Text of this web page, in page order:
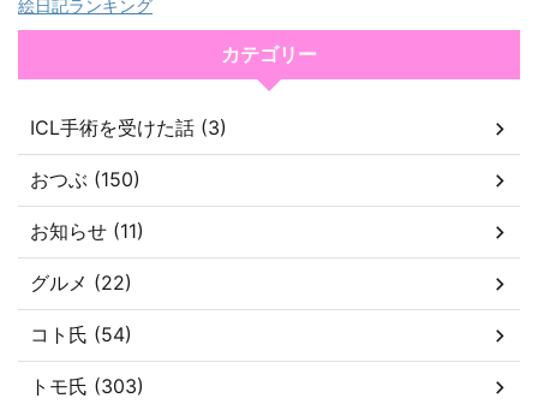
絵日記ランキング
カテゴリー
ICL手術を受けた話 (3)
おつぶ (150)
お知らせ (11)
グルメ (22)
コト氏 (54)
トモ氏 (303)